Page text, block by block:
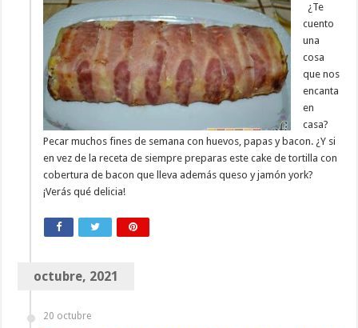
¿Te
cuento
una
cosa
que nos
encanta
en
casa?
Pecar muchos fines de semana con huevos, papas y bacon. ¿Y si
en vez de la receta de siempre preparas este cake de tortilla con
cobertura de bacon que lleva además queso y jamón york?
¡Verás qué delicia!
octubre, 2021
20 octubre